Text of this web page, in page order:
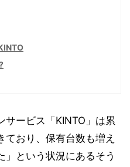
サービス「KINTO」は累
おり、保有台数も増え
」という状況にあるそう